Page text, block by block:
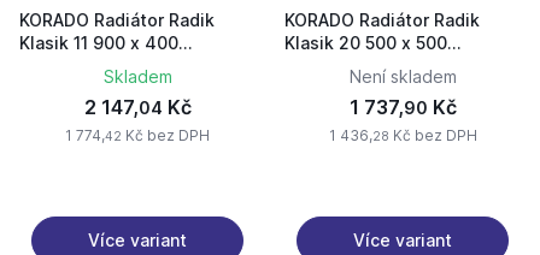
KORADO Radiátor Radik
Klasik 11 900 x 400
11090040-50-0010
Skladem
2 147,04 Kč
1 774,42 Kč bez DPH
Více variant
KORADO Radiátor Radik
Klasik 20 500 x 500
20050050-50-0010
Není skladem
1 737,90 Kč
1 436,28 Kč bez DPH
Více variant